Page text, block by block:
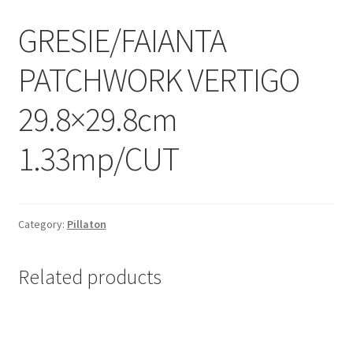
Plata si Livrare
Politică de confidențialitate
Politica de cookie
Termeni si conditii
GRESIE/FAIANTA
PATCHWORK VERTIGO
29.8×29.8cm
1.33mp/CUT
Category: Pillaton
Related products